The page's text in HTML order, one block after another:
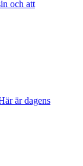
och att
är dagens